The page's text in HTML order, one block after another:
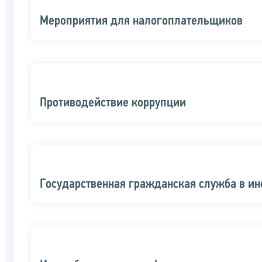
Мероприятия для налогоплательщиков
Противодействие коррупции
Государственная гражданская служба в